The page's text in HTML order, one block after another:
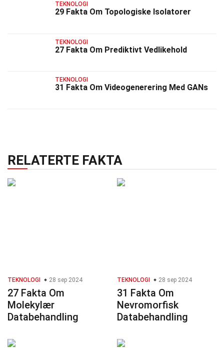
TEKNOLOGI
29 Fakta Om Topologiske Isolatorer
TEKNOLOGI
27 Fakta Om Prediktivt Vedlikehold
TEKNOLOGI
31 Fakta Om Videogenerering Med GANs
RELATERTE FAKTA
TEKNOLOGI 28 sep 2024
27 Fakta Om
Molekylær
Databehandling
TEKNOLOGI 28 sep 2024
31 Fakta Om
Nevromorfisk
Databehandling